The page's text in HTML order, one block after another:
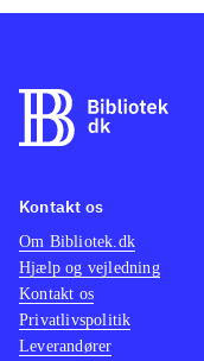
Kontakt os
Om Bibliotek.dk
Hjælp og vejledning
Kontakt os
Privatlivspolitik
Leverandører